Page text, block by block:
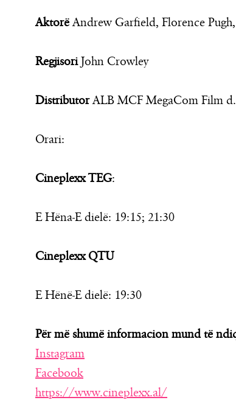
AktorëAndrew Garfield, Florence
RegjisoriJohn Crowley
DistributorALB MCF MegaCom Film
Orari:
Cineplexx TEG:
E Hëna-E dielë: 19:15; 21:30
Cineplexx QTU
E Hënë-E dielë: 19:30
Për më shumë informacion mund të
Instagram
Facebook
https://www.cineplexx.al/